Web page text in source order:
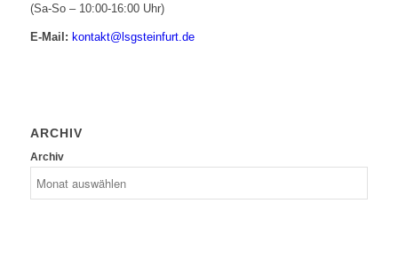
(Sa-So – 10:00-16:00 Uhr)
E-Mail: kontakt@lsgsteinfurt.de
ARCHIV
Archiv